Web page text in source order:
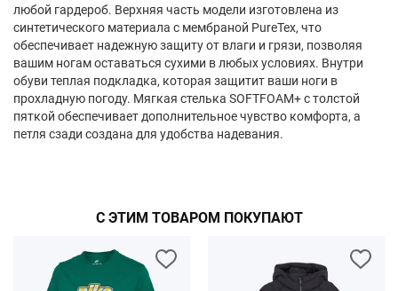
любой гардероб. Верхняя часть модели изготовлена из
синтетического материала с мембраной PureTex, что
обеспечивает надежную защиту от влаги и грязи, позволяя
вашим ногам оставаться сухими в любых условиях. Внутри
обуви теплая подкладка, которая защитит ваши ноги в
прохладную погоду. Мягкая стелька SOFTFOAM+ с толстой
пяткой обеспечивает дополнительное чувство комфорта, а
петля сзади создана для удобства надевания.
С ЭТИМ ТОВАРОМ ПОКУПАЮТ